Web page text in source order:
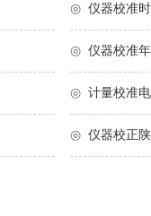
◎ 仪器校准
◎ 仪器校准
◎ 计量校准
◎ 仪器校正